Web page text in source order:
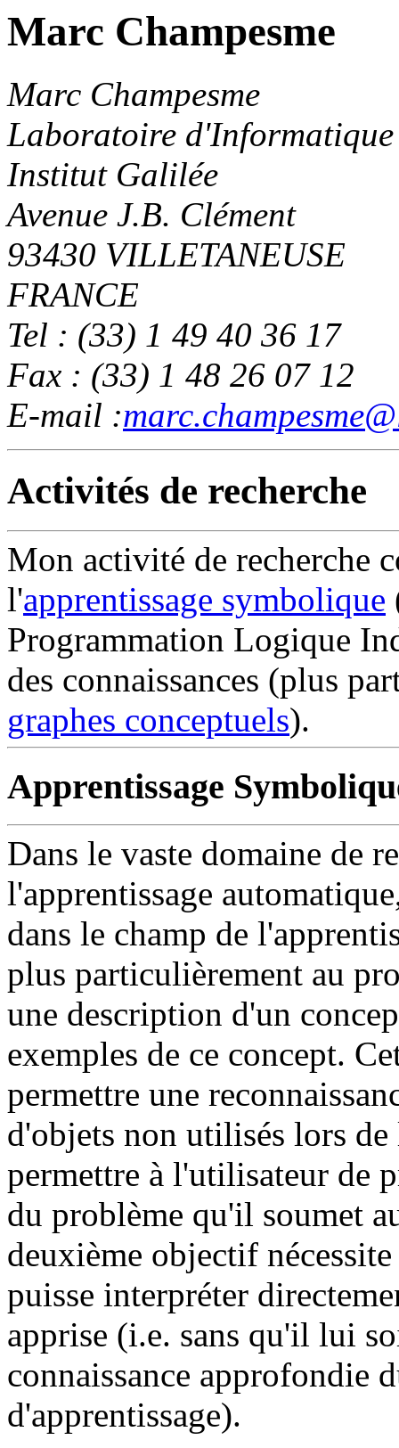
Marc Champesme
Marc Champesme
Laboratoire
Institut Galilée
Avenue J.B. Clément
93430 VILLETANEUSE
FRANCE
Tel : (33) 1 49 40 36 17
Fax : (33) 1 48 26 07 12
E-mail :
Activités de recherche
Mon activité de recherche
l'apprentissage symbolique
Programmation Logique
des connaissances (plus
graphes conceptuels).
Apprentissage
Dans le vaste domaine de
l'apprentissage
dans le champ de
plus particulièrement au
une description d'un
exemples de ce concept.
permettre une
d'objets non utilisés lors
permettre à l'utilisateur de
du problème qu'il soumet
deuxième objectif
puisse interpréter
apprise (i.e. sans qu'il lui
connaissance approfondie
d'apprentissage).